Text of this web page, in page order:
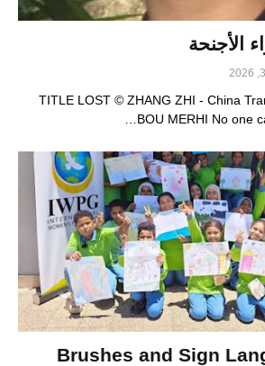
الأجنحة
1- TITLE LOST © ZHANG ZHI - China
BOU MERHI No one
Brushes and Sign